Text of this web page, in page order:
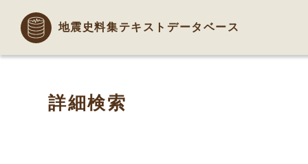
地震史料集テキストデータベース
詳細検索